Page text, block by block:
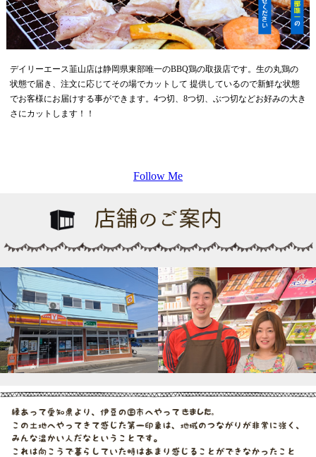
デイリーエース韮山店は静岡県東部唯一のBBQ鶏の取扱店です。生の丸鶏の
状態で届き、注文に応じてその場でカットして 提供しているので新鮮な状態
でお客様にお届けする事ができます。4つ切、8つ切、ぶつ切などお好みの大き
さにカットします！！
Follow Me